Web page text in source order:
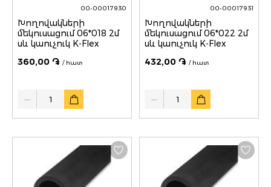
00-00017930
Խողովակների
մեկուսացում 06*018 2մ
սև կաուչուկ K-Flex
360,00 ֏ / հատ
Quantity
00-00017931
Խողովակների
մեկուսացում 06*022 2մ
սև կաուչուկ K-Flex
432,00 ֏ / հատ
Quantity